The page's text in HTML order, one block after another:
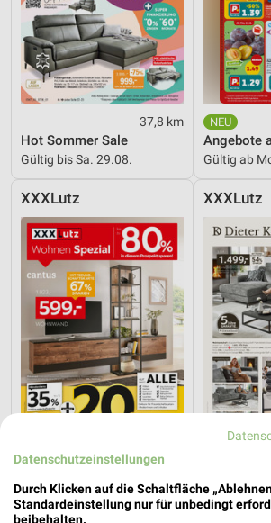
37,8 km
Hot Sommer Sale
Gültig bis Sa. 29.08.
Angebote
Gültig ab
XXXLutz
38,9 km
Wohnen Spezial
Gültig bis Fr. 14.08.
XXXLutz
Dieter
Gültig bis
Datenschutzeinstellungen
Durch Klicken auf die Schaltfläche
Standardeinstellung nur für unbedingt
beibehalten.